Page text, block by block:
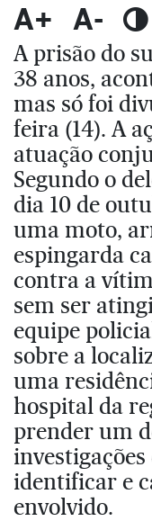
A+ A-
A prisão do
38 anos,
mas só foi
feira (14). A
atuação
Segundo o
dia 10 de
uma moto,
espingarda
contra a
sem ser
equipe
sobre a
uma
hospital da
prender um
identificar e
envolvido.